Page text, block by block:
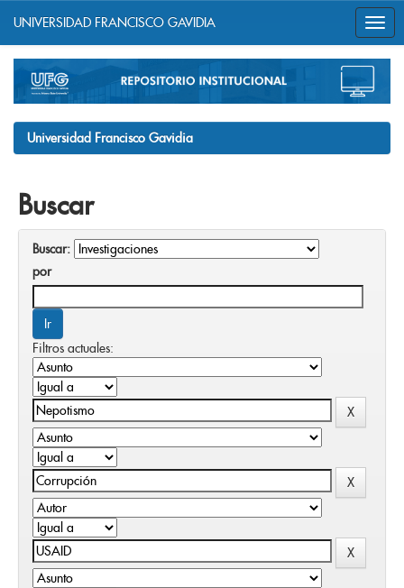
navigation
UNIVERSIDAD FRANCISCO GAVIDIA
Universidad Francisco Gavidia
Buscar
Buscar:
por
Filtros actuales: